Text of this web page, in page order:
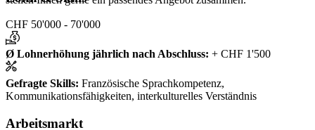
CHF 50'000 - 70'000
Ø Lohnerhöhung jährlich nach Abschluss: + CHF 1'500
Gefragte Skills: Französische Sprachkompetenz,
Kommunikationsfähigkeiten, interkulturelles Verständnis
Arbeitsmarkt